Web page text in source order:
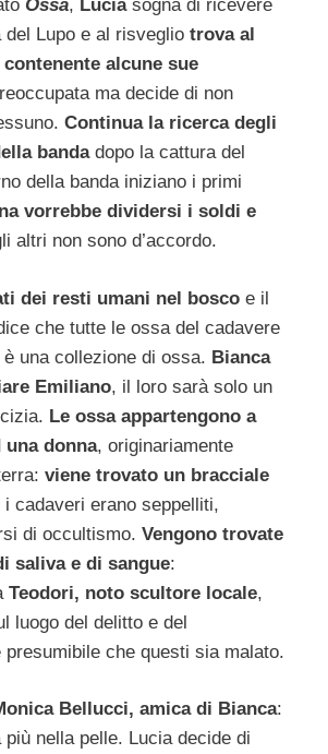
Ossa, Lucia sogna di ricevere
Lupo e al risveglio trova al
alcune sue
ma decide di non
Continua la ricerca degli
banda dopo la cattura del
della banda iniziano i primi
vorrebbe dividersi i soldi e
altri non sono d’accordo.
dei resti umani nel bosco e il
che tutte le ossa del cadavere
una collezione di ossa. Bianca
Emiliano, il loro sarà solo un
Le ossa appartengono a
donna, originariamente
viene trovato un bracciale
i cadaveri erano seppelliti,
di occultismo. Vengono trovate
saliva e di sangue:
Teodori, noto scultore locale,
luogo del delitto e del
presumibile che questi sia malato.
Bellucci, amica di Bianca:
nella pelle. Lucia decide di